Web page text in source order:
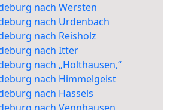
nach Wersten
nach Urdenbach
nach Reisholz
nach Itter
nach „Holthausen,“
nach Himmelgeist
nach Hassels